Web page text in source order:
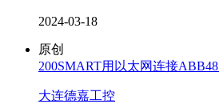
2024-03-18
原创
200SMART用以太网连接
大连德嘉工控